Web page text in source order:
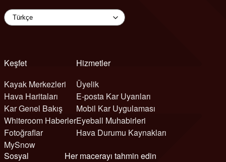
Keşfet
Kayak Merkezleri
Hava Haritaları
Kar Genel Bakış
Whiteroom Haberler
Fotoğraflar
MySnow
Hizmetler
Üyelik
E-posta Kar Uyarıları
Mobil Kar Uygulaması
Eyeball Muhabirleri
Hava Durumu Kaynakları
Sosyal
Her macerayı tahmin edin